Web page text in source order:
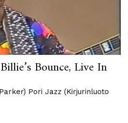
Bounce, Live In
Pori Jazz (Kirjurinluoto